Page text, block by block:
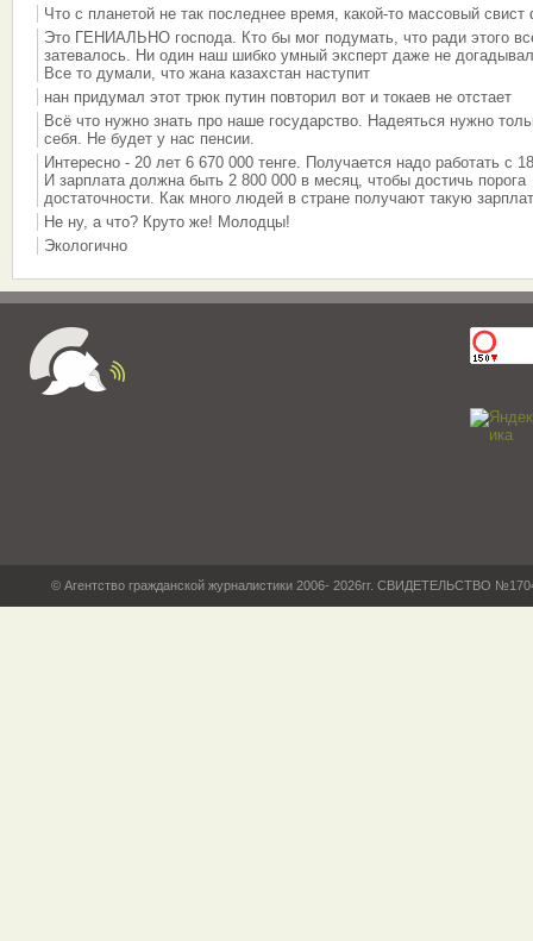
Что с планетой не так последнее время, какой-то массовый свист
Это ГЕНИАЛЬНО господа. Кто бы мог подумать, что ради этого
затевалось. Ни один наш шибко умный эксперт даже не
Все то думали, что жана казахстан наступит
нан придумал этот трюк путин повторил вот и токаев не отстает
Всё что нужно знать про наше государство. Надеяться нужно
себя. Не будет у нас пенсии.
Интересно - 20 лет 6 670 000 тенге. Получается надо работать с
И зарплата должна быть 2 800 000 в месяц, чтобы достичь порога
достаточности. Как много людей в стране получают такую
Не ну, а что? Круто же! Молодцы!
Экологично
© Агентство гражданской журналистики 2006- 2026гг. СВИДЕТЕЛЬСТВО